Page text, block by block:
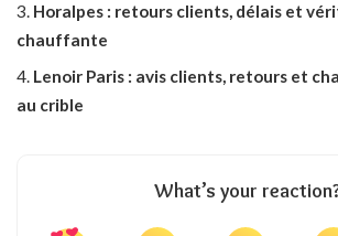
Horalpes : retours clients, délais et
chauffante
Lenoir Paris : avis clients, retours et
au crible
What’s your